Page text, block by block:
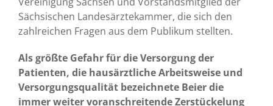
Sächsischen Landesärztekammer, die sich den
zahlreichen Fragen aus dem Publikum stellten.
Als größte Gefahr für die Versorgung der
Patienten, die hausärztliche Arbeitsweise und
Versorgungsqualität bezeichnete Beier die
immer weiter voranschreitende Zerstückelung